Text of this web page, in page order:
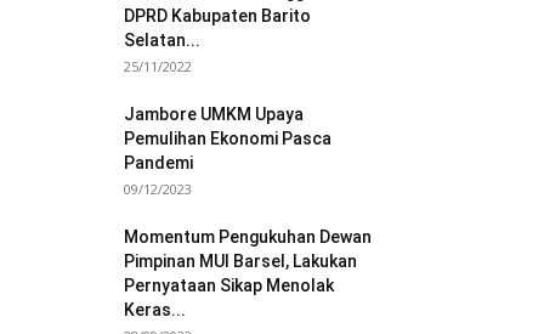
DPRD Kabupaten Barito
Selatan...
25/11/2022
Jambore UMKM Upaya
Pemulihan Ekonomi Pasca
Pandemi
09/12/2023
Momentum Pengukuhan Dewan
Pimpinan MUI Barsel, Lakukan
Pernyataan Sikap Menolak
Keras...